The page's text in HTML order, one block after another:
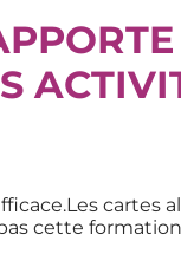
cartes
cette